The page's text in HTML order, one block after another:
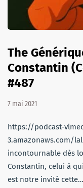
The
Constantin
#487
7 mai 2021
https://podcast-
3.amazonaws.com/
incontournable dès
Constantin, celui à
est notre invité cette…